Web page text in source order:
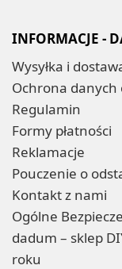
INFORMACJE -
Wysyłka i
Ochrona danych
Regulamin
Formy płatności
Reklamacje
Pouczenie o
Kontakt z nami
Ogólne
dadum – sklep
roku